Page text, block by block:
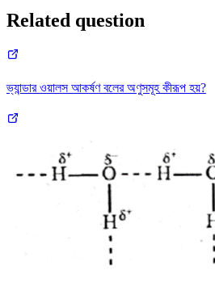
Related question
ভ্যান্ডার ওয়ালস আকর্ষণ বলের অণুসমূহ কীরূপ হয়?